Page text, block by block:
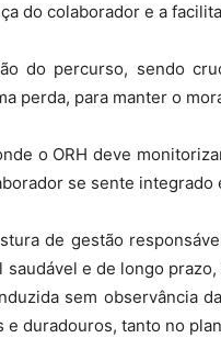
do colaborador e a
do percurso, sendo
perda, para manter o
o ORH deve
se sente integrado
de gestão
e de longo
sem observância
duradouros, tanto no